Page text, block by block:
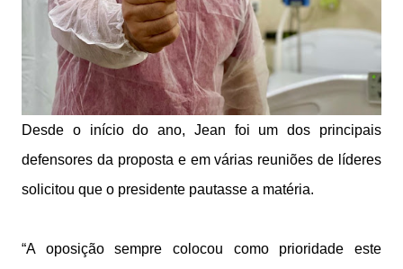
Desde o início do ano, Jean foi um dos principais
defensores da proposta e em várias reuniões de líderes
solicitou que o presidente pautasse a matéria.
“A oposição sempre colocou como prioridade este